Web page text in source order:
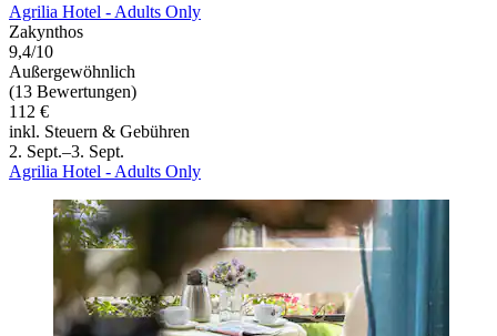
Agrilia Hotel - Adults Only
Zakynthos
9,4/10
Außergewöhnlich
(13 Bewertungen)
112 €
inkl. Steuern & Gebühren
2. Sept.–3. Sept.
Agrilia Hotel - Adults Only